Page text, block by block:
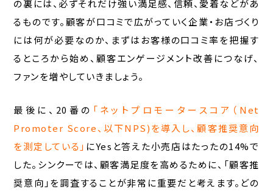
の裏には、必ずそれだけ強い満足感、信頼、愛着などがあ
るものです。顧客が口コミで広がっていく企業・お店づくり
には何が必要なのか、まずはお客様の口コミ率を把握す
るところから始め、顧客エンゲージメント改善につなげ、
ファンを増やしていきましょう。
最後に、20番の 「ネットプロモータースコア（Net
Promoter Score、以下NPS)を導入し、顧客推奨意向
を測定している」 にYesと答えた小売店はたったの14%で
した。シンクーでは、顧客満足度を高めるために、「顧客推
奨意向」を調査することが非常に重要だと考えます。どの